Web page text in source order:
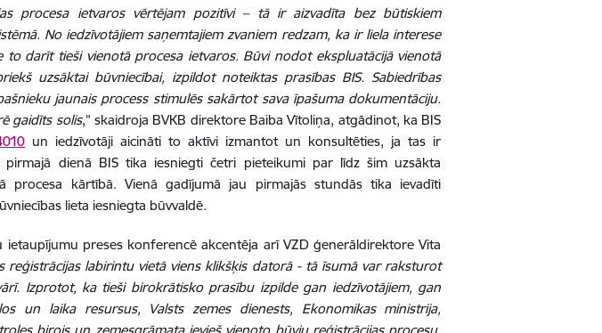
procesa ietvaros vērtējam pozitīvi – tā ir aizvadīta bez būtiskiem
No iedzīvotājiem saņemtajiem zvaniem redzam, ka ir liela interese
darīt tieši vienotā procesa ietvaros. Būvi nodot ekspluatācijā vienotā
uzsāktai būvniecībai, izpildot noteiktas prasības BIS. Sabiedrības
jaunais process stimulēs sakārtot sava īpašuma dokumentāciju.
gaidīts solis,” skaidroja BVKB direktore Baiba Vītoliņa, atgādinot, ka BIS
un iedzīvotāji aicināti to aktīvi izmantot un konsultēties, ja tas ir
dienā BIS tika iesniegti četri pieteikumi par līdz šim uzsākta
procesa kārtībā. Vienā gadījumā jau pirmajās stundās tika ievadīti
lieta iesniegta būvvaldē.
ietaupījumu preses konferencē akcentēja arī VZD ģenerāldirektore Vita
reģistrācijas labirintu vietā viens klikšķis datorā - tā īsumā var raksturot
Izprotot, ka tieši birokrātisko prasību izpilde gan iedzīvotājiem, gan
un laika resursus, Valsts zemes dienests, Ekonomikas ministrija,